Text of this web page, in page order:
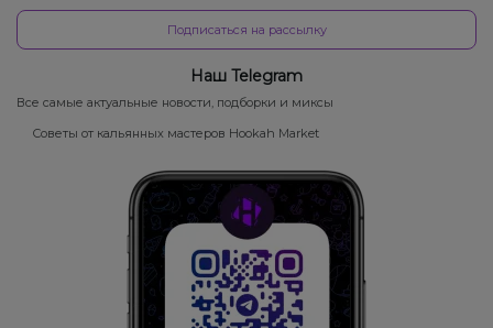
Подписаться на рассылку
Наш Telegram
Все самые актуальные новости, подборки и миксы
Советы от кальянных мастеров Hookah Market